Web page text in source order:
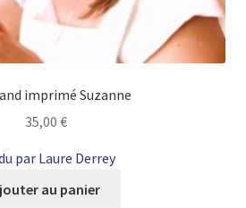
imprimé Suzanne
35,00 €
par Laure Derrey
au panier